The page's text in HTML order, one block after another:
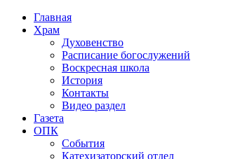
Главная
Храм
Духовенство
Расписание богослужений
Воскресная школа
История
Контакты
Видео раздел
Газета
ОПК
События
Катехизаторский отдел